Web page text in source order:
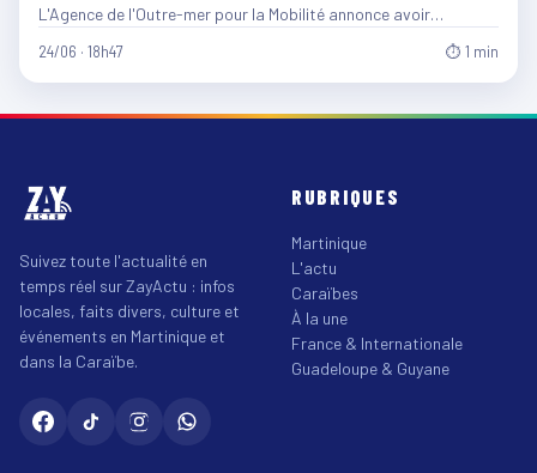
L'Agence de l'Outre-mer pour la Mobilité annonce avoir…
24/06 · 18h47 ⏱ 1 min
Suivez toute l'actualité en
temps réel sur ZayActu : infos
locales, faits divers, culture et
événements en Martinique et
dans la Caraïbe.
RUBRIQUES
Martinique
L'actu
Caraïbes
À la une
France & Internationale
Guadeloupe & Guyane